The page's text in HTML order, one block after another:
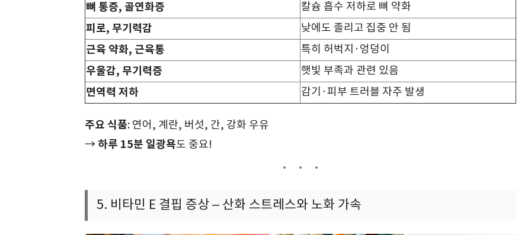
뼈 통증, 골연화증 칼슘 흡수 저하로 뼈 약화
피로, 무기력감 낮에도 졸리고 집중 안 됨
근육 약화, 근육통 특히 허벅지·엉덩이
우울감, 무기력증 햇빛 부족과 관련 있음
면역력 저하 감기·피부 트러블 자주 발생
주요 식품: 연어, 계란, 버섯, 간, 강화 우유
→ 하루 15분 일광욕도 중요!
5. 비타민 E 결핍 증상 – 산화 스트레스와 노화 가속